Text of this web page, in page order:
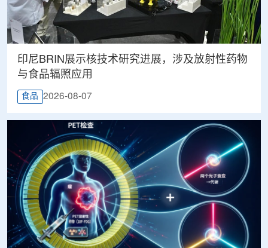
印尼BRIN展示核技术研究进展，涉及放射性药物
与食品辐照应用
食品 2026-08-07